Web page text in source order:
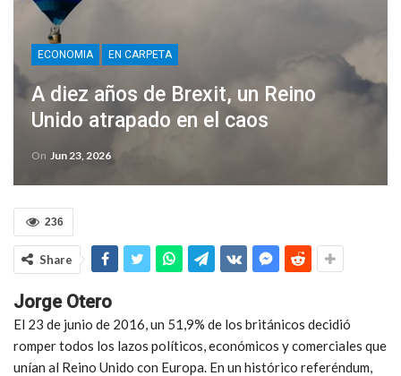
ECONOMIA EN CARPETA
A diez años de Brexit, un Reino
Unido atrapado en el caos
On Jun 23, 2026
236
Share
Jorge Otero
El 23 de junio de 2016, un 51,9% de los británicos decidió
romper todos los lazos políticos, económicos y comerciales que
unían al Reino Unido con Europa. En un histórico referéndum